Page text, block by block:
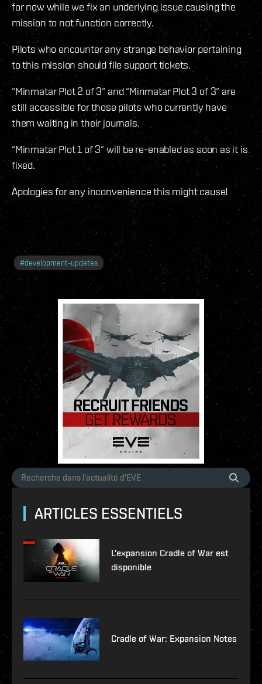
for now while we fix an underlying issue causing the
mission to not function correctly.
Pilots who encounter any strange behavior pertaining
to this mission should file support tickets.
“Minmatar Plot 2 of 3“ and “Minmatar Plot 3 of 3“ are
still accessible for those pilots who currently have
them waiting in their journals.
“Minmatar Plot 1 of 3“ will be re-enabled as soon as it is
fixed.
Apologies for any inconvenience this might cause!
#development-updates
ARTICLES ESSENTIELS
L'expansion Cradle of War est
disponible
Cradle of War: Expansion Notes